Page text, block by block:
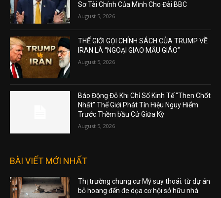
Sơ Tài Chính Của Mình Cho Đài BBC
August 5, 2026
THẾ GIỚI GỌI CHÍNH SÁCH CỦA TRUMP VỀ
IRAN LÀ “NGOẠI GIAO MẪU GIÁO”
August 5, 2026
Báo Động Đỏ Khi Chỉ Số Kinh Tế “Then Chốt
Nhất” Thế Giới Phát Tín Hiệu Nguy Hiểm
Trước Thềm bầu Cử Giữa Kỳ
August 5, 2026
BÀI VIẾT MỚI NHẤT
Thị trường chung cư Mỹ suy thoái: từ dự án
bỏ hoang đến đe dọa cơ hội sở hữu nhà